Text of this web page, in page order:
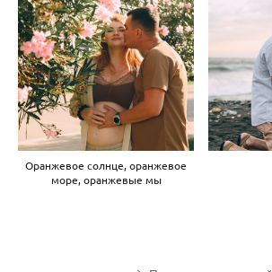
Оранжевое солнце, оранжевое
море, оранжевые мы